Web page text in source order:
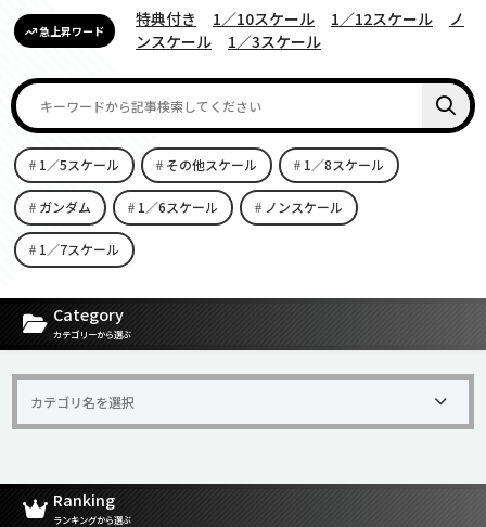
急上昇ワード
特典付き 1／10スケール 1／12スケール
ノ
ンスケール
1／3スケール
1／5スケール その他スケール 1／8スケール
ガンダム 1／6スケール ノンスケール
1／7スケール
[carousel-horizontal-posts-content-slider id=9342]
Category
カテゴリーから選ぶ
Ranking
ランキングから選ぶ